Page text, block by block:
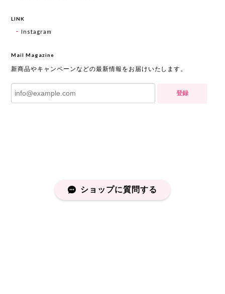
LINK
Instagram
Mail Magazine
新商品やキャンペーンなどの最新情報をお届けいたします。
登録
ショップに質問する